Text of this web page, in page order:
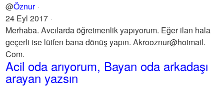
@Öznur
24 Eyl 2017
Merhaba. Avcılarda öğretmenlik yapıyorum. Eğer ilan hala
geçerli ise lütfen bana dönüş yapın. Akrooznur@hotmail.
Com.
Acil oda arıyorum, Bayan oda arkadaşı
arayan yazsın